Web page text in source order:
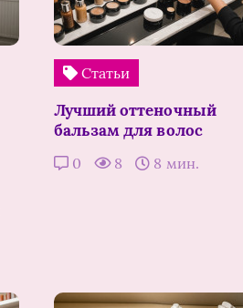
Статьи
Лучший оттеночный
бальзам для волос
0 8 8 мин.